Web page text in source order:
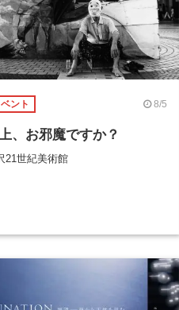
ント 8/5
、お邪魔ですか？
21世紀美術館